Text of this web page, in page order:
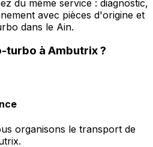
du même service : diagnostic,
avec pièces d'origine et
dans le Ain.
turbo à Ambutrix?
organisons le transport de